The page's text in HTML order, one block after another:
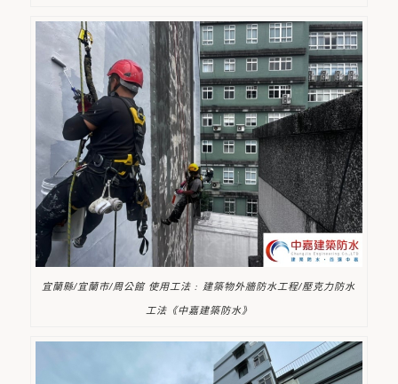
宜蘭縣/宜蘭市/周公館 使用工法 : 建築物外牆防水工程/壓克力防水
工法《中嘉建築防水》